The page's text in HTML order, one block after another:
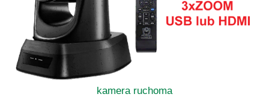
kamera ruchoma